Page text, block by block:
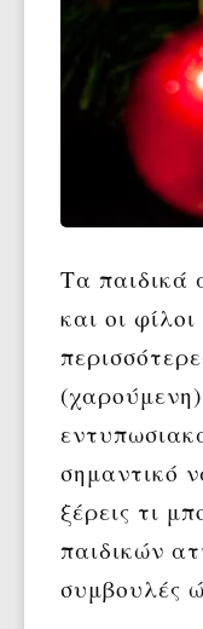
Τα παιδικά
και οι
σημαντικό
ξέρεις τι
παιδικών
συμβουλές